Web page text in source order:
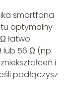
smartfona
optymalny
łatwo
lub 56 Ω (np.
i
podłączysz